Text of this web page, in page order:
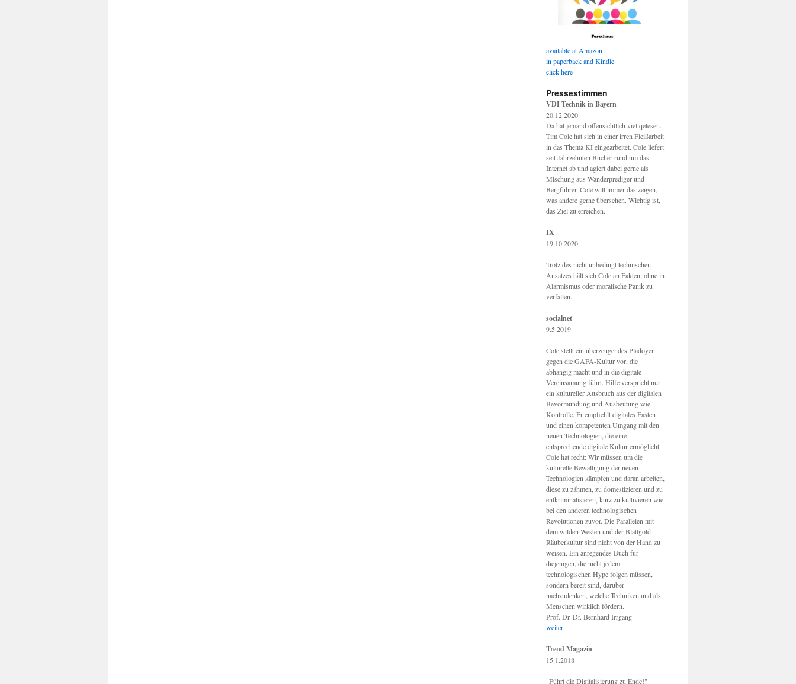
available at Amazon
in paperback and Kindle
click here
Pressestimmen
VDI Technik in Bayern
20.12.2020
Da hat jemand offensichtlich viel qelesen.
Tim Cole hat sich in einer irren Fleißarbeit
in das Thema KI eingearbeitet. Cole liefert
seit Jahrzehnten Bücher rund um das
Internet ab und agiert dabei gerne als
Mischung aus Wanderprediger und
Bergführer. Cole will immer das zeigen,
was andere gerne übersehen. Wichtig ist,
das Ziel zu erreichen.
IX
19.10.2020
Trotz des nicht unbedingt technischen
Ansatzes hält sich Cole an Fakten, ohne in
Alarmismus oder moralische Panik zu
verfallen.
socialnet
9.5.2019
Cole stellt ein überzeugendes Plädoyer
gegen die GAFA-Kultur vor, die
abhängig macht und in die digitale
Vereinsamung führt. Hilfe verspricht nur
ein kultureller Ausbruch aus der digitalen
Bevormundung und Ausbeutung wie
Kontrolle. Er empfiehlt digitales Fasten
und einen kompetenten Umgang mit den
neuen Technologien, die eine
entsprechende digitale Kultur ermöglicht.
Cole hat recht: Wir müssen um die
kulturelle Bewältigung der neuen
Technologien kämpfen und daran arbeiten,
diese zu zähmen, zu domestizieren und zu
entkriminalisieren, kurz zu kultivieren wie
bei den anderen technologischen
Revolutionen zuvor. Die Parallelen mit
dem wilden Westen und der Blattgold-
Räuberkultur sind nicht von der Hand zu
weisen. Ein anregendes Buch für
diejenigen, die nicht jedem
technologischen Hype folgen müssen,
sondern bereit sind, darüber
nachzudenken, welche Techniken und als
Menschen wirklich fördern.
Prof. Dr. Dr. Bernhard Irrgang
weiter
Trend Magazin
15.1.2018
"Führt die Digitalisierung zu Ende!"